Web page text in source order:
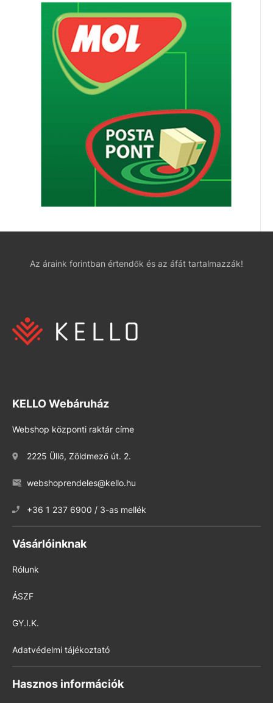
Az áraink forintban értendők és az áfát tartalmazzák!
KELLO Webáruház
Webshop központi raktár címe
2225 Üllő, Zöldmező út. 2.
webshoprendeles@kello.hu
+36 1 237 6900 / 3-as mellék
Vásárlóinknak
Rólunk
ÁSZF
GY.I.K.
Adatvédelmi tájékoztató
Hasznos információk